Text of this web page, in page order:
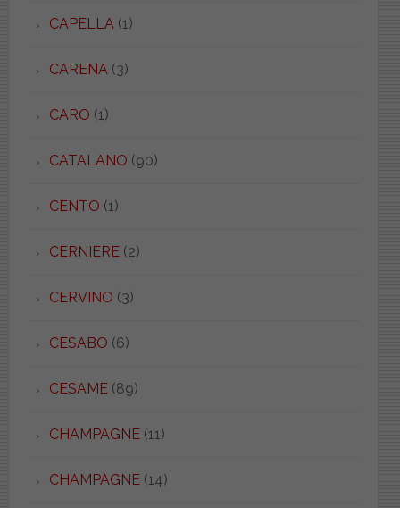
CAPELLA (1)
CARENA (3)
CARO (1)
CATALANO (90)
CENTO (1)
CERNIERE(2)
CERVINO (3)
CESABO (6)
CESAME(89)
CHAMPAGNE(11)
CHAMPAGNE(14)